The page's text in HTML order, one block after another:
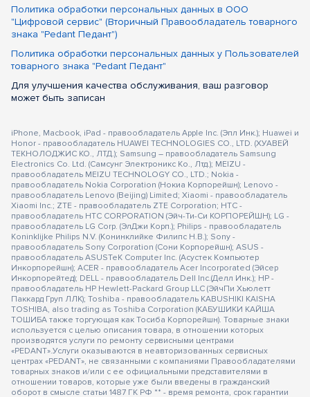
Политика обработки персональных данных в ООО
"Цифровой сервис" (Вторичный Правообладатель товарного
знака "Pedant Педант")
Политика обработки персональных данных у Пользователей
товарного знака "Pedant Педант"
Для улучшения качества обслуживания, ваш разговор
может быть записан
iPhone, Macbook, iPad - правообладатель Apple Inc. (Эпл Инк.); Huawei и
Honor - правообладатель HUAWEI TECHNOLOGIES CO., LTD. (ХУАВЕЙ
ТЕКНОЛОДЖИС КО., ЛТД.); Samsung – правообладатель Samsung
Electronics Co. Ltd. (Самсунг Электроникс Ко., Лтд.); MEIZU -
правообладатель MEIZU TECHNOLOGY CO., LTD.; Nokia -
правообладатель Nokia Corporation (Нокиа Корпорейшн); Lenovo -
правообладатель Lenovo (Beijing) Limited; Xiaomi - правообладатель
Xiaomi Inc.; ZTE - правообладатель ZTE Corporation; HTC -
правообладатель HTC CORPORATION (Эйч-Ти-Си КОРПОРЕЙШН); LG -
правообладатель LG Corp. (ЭлДжи Корп.); Philips - правообладатель
Koninklijke Philips N.V. (Конинклийке Филипс Н.В.); Sony -
правообладатель Sony Corporation (Сони Корпорейшн); ASUS -
правообладатель ASUSTeK Computer Inc. (Асустек Компьютер
Инкорпорейшн); ACER - правообладатель Acer Incorporated (Эйсер
Инкорпорейтед); DELL - правообладатель Dell Inc.(Делл Инк.); HP -
правообладатель HP Hewlett-Packard Group LLC (ЭйчПи Хьюлетт
Паккард Груп ЛЛК); Toshiba - правообладатель KABUSHIKI KAISHA
TOSHIBA, also trading as Toshiba Corporation (КАБУШИКИ КАЙША
ТОШИБА также торгующая как Тосиба Корпорейшн). Товарные знаки
используется с целью описания товара, в отношении которых
производятся услуги по ремонту сервисными центрами
«PEDANT».Услуги оказываются в неавторизованных сервисных
центрах «PEDANT», не связанными с компаниями Правообладателями
товарных знаков и/или с ее официальными представителями в
отношении товаров, которые уже были введены в гражданский
оборот в смысле статьи 1487 ГК РФ ** - время ремонта, срок гарантии